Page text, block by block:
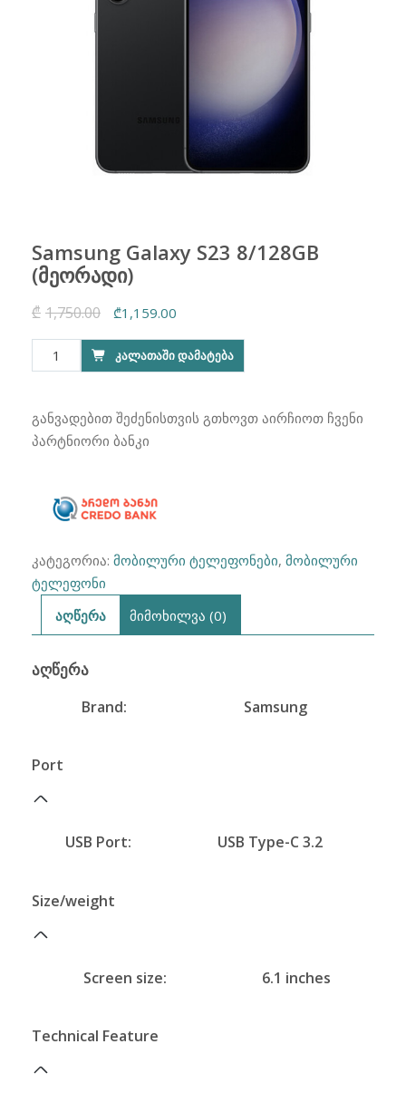
Samsung Galaxy S23 8/128GB
(მეორადი)
₾ 1,750.00
Original
price
was:
₾1,159.00
price
is:
რაოდენობა:
Samsung
S23
8/128GB
ᲙᲐᲚᲐᲗᲐᲨᲘ ᲓᲐᲛᲐᲢᲔᲑᲐ
განვადებით შეძენისთვის გთხოვთ აირჩიოთ ჩვენი
პარტნიორი ბანკი
კატეგორია: მობილური ტელეფონები, მობილური
ტელეფონი
აღწერა
მიმოხილვა (0)
ᲐᲦᲬᲔᲠᲐ
Brand: Samsung
Port
USB Port: USB Type-C 3.2
Size/weight
Screen size: 6.1 inches
Technical Feature